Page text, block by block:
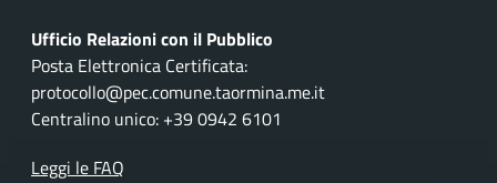
Ufficio Relazioni con il Pubblico
Posta Elettronica Certificata:
protocollo@pec.comune.taormina.me.it
Centralino unico: +39 0942 6101
Leggi le FAQ